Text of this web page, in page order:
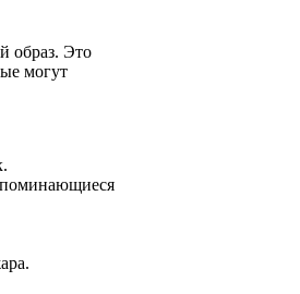
образ. Это
могут